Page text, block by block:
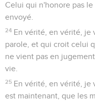
Celui qui n'honore pas
envoyé.
24 En vérité, en vérité, je
parole, et qui croit celui
ne vient pas en
vie.
25 En vérité, en vérité, je
est maintenant, que les